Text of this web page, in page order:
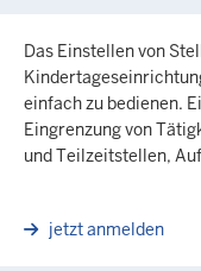
Das Einstellen von
einfach zu bedienen.
Eingrenzung von
und Teilzeitstellen,
jetzt anmelden